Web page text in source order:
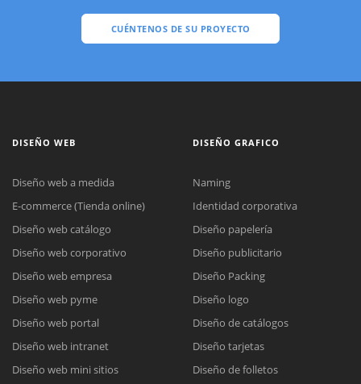
CUÉNTENOS DE SU PROYECTO
DISEÑO WEB
Diseño web a medida
E-commerce (Tienda online)
Diseño web catálogo
Diseño web corporativo
Diseño web empresa
Diseño web pyme
Diseño web portal
Diseño web intranet
Diseño web mini sitios
DISEÑO GRAFICO
Naming
Identidad corporativa
Diseño papelería
Diseño publicitario
Diseño Packing
Diseño logo
Diseño de catálogos
Diseño tarjetas
Diseño de folletos